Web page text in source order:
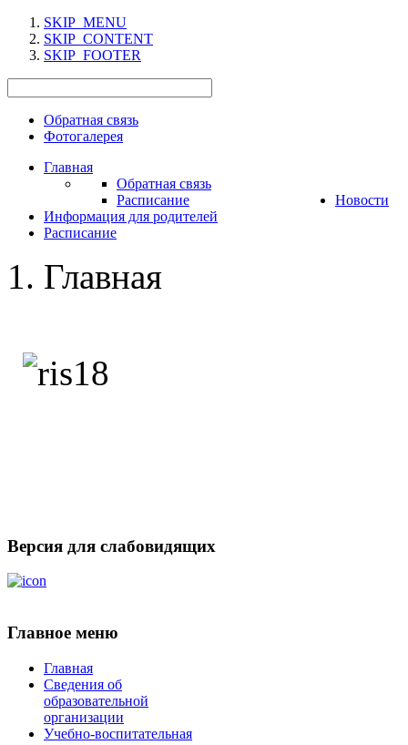
SKIP_MENU
SKIP_CONTENT
SKIP_FOOTER
Обратная связь
Фотогалерея
Главная
Обратная связь
Расписание
Новости
Информация для родителей
Расписание
Главная
Версия для слабовидящих
Главное меню
Главная
Сведения об
образовательной
организации
Учебно-воспитательная